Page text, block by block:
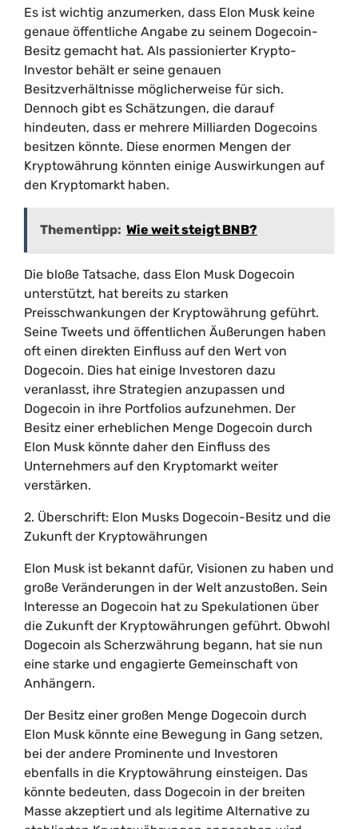
Es ist wichtig anzumerken, dass Elon Musk keine
genaue öffentliche Angabe zu seinem Dogecoin-
Besitz gemacht hat. Als passionierter Krypto-
Investor behält er seine genauen
Besitzverhältnisse möglicherweise für sich.
Dennoch gibt es Schätzungen, die darauf
hindeuten, dass er mehrere Milliarden Dogecoins
besitzen könnte. Diese enormen Mengen der
Kryptowährung könnten einige Auswirkungen auf
den Kryptomarkt haben.
Thementipp: Wie weit steigt BNB?
Die bloße Tatsache, dass Elon Musk Dogecoin
unterstützt, hat bereits zu starken
Preisschwankungen der Kryptowährung geführt.
Seine Tweets und öffentlichen Äußerungen haben
oft einen direkten Einfluss auf den Wert von
Dogecoin. Dies hat einige Investoren dazu
veranlasst, ihre Strategien anzupassen und
Dogecoin in ihre Portfolios aufzunehmen. Der
Besitz einer erheblichen Menge Dogecoin durch
Elon Musk könnte daher den Einfluss des
Unternehmers auf den Kryptomarkt weiter
verstärken.
2. Überschrift: Elon Musks Dogecoin-Besitz und die
Zukunft der Kryptowährungen
Elon Musk ist bekannt dafür, Visionen zu haben und
große Veränderungen in der Welt anzustoßen. Sein
Interesse an Dogecoin hat zu Spekulationen über
die Zukunft der Kryptowährungen geführt. Obwohl
Dogecoin als Scherzwährung begann, hat sie nun
eine starke und engagierte Gemeinschaft von
Anhängern.
Der Besitz einer großen Menge Dogecoin durch
Elon Musk könnte eine Bewegung in Gang setzen,
bei der andere Prominente und Investoren
ebenfalls in die Kryptowährung einsteigen. Das
könnte bedeuten, dass Dogecoin in der breiten
Masse akzeptiert und als legitime Alternative zu